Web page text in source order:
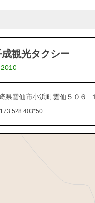
観光タクシー
2010
県雲仙市小浜町雲仙５０６−１
528 403*50